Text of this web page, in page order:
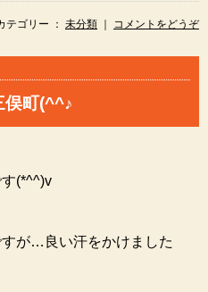
テゴリー ： 未分類 ｜ コメントをどうぞ
俣町(^^♪
(*^^)v
が…良い汗をかけました